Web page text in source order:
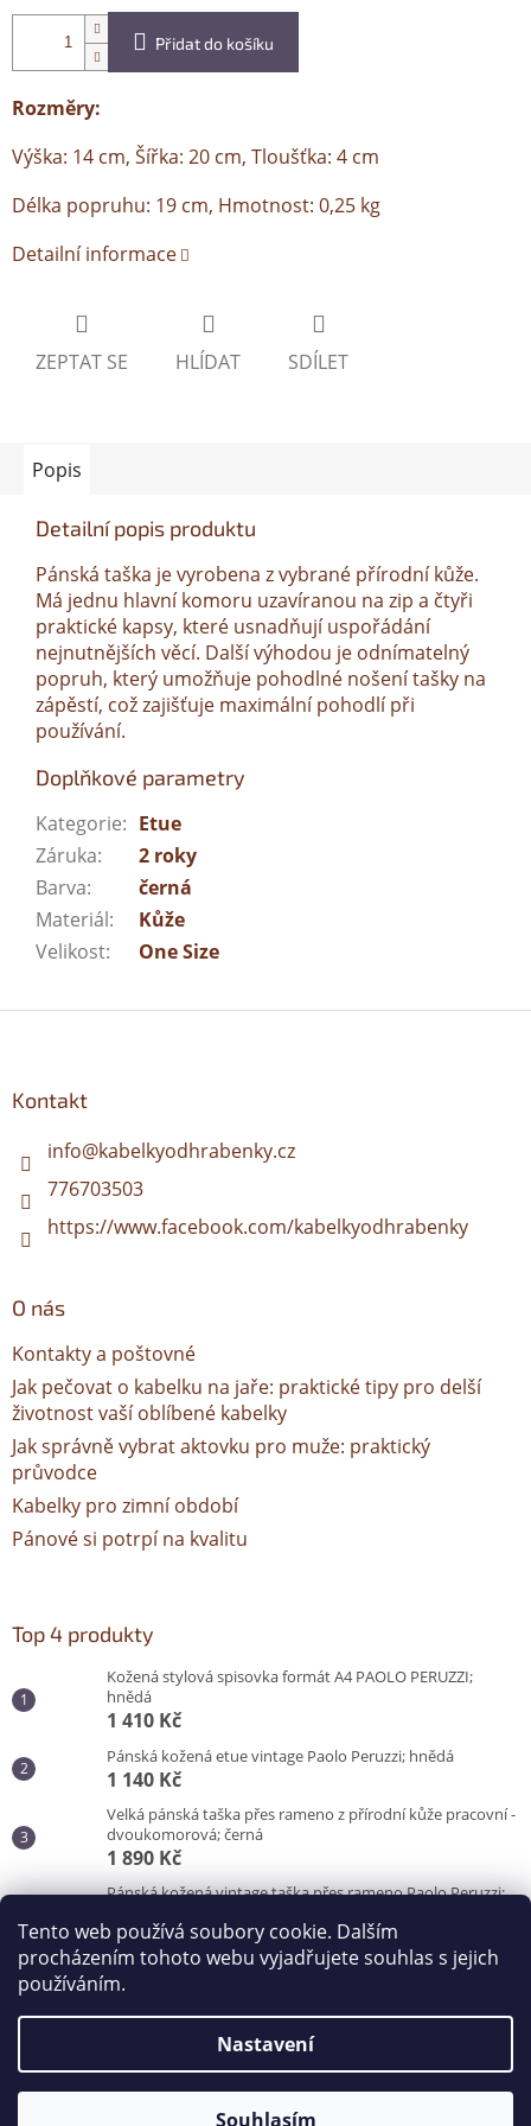
Tento web používá soubory cookie. Dalším
procházením tohoto webu vyjadřujete souhlas s jejich
používáním.
Nastavení
Souhlasím
Přidat do košíku
Rozměry:
Výška: 14 cm, Šířka: 20 cm, Tloušťka: 4 cm
Délka popruhu: 19 cm, Hmotnost: 0,25 kg
Detailní informace
ZEPTAT SE HLÍDAT SDÍLET
Popis
Detailní popis produktu
Pánská taška je vyrobena z vybrané přírodní kůže.
Má jednu hlavní komoru uzavíranou na zip a čtyři
praktické kapsy, které usnadňují uspořádání
nejnutnějších věcí. Další výhodou je odnímatelný
popruh, který umožňuje pohodlné nošení tašky na
zápěstí, což zajišťuje maximální pohodlí při
používání.
Doplňkové parametry
Kategorie: Etue
Záruka:
2 roky
Barva:
černá
Materiál:
Kůže
Velikost: One Size
Kontakt
info@kabelkyodhrabenky.cz
776703503
https://www.facebook.com/kabelkyodhrabenky
O nás
Kontakty a poštovné
Jak pečovat o kabelku na jaře: praktické tipy pro delší
životnost vaší oblíbené kabelky
Jak správně vybrat aktovku pro muže: praktický
průvodce
Kabelky pro zimní období
Pánové si potrpí na kvalitu
Top 4 produkty
Kožená stylová spisovka formát A4 PAOLO PERUZZI;
hnědá
1 410 Kč
Pánská kožená etue vintage Paolo Peruzzi; hnědá
1 140 Kč
Velká pánská taška přes rameno z přírodní kůže pracovní -
dvoukomorová; černá
1 890 Kč
Pánská kožená vintage taška přes rameno Paolo Peruzzi;
3 100 Kč
Vytvořil Shoptet
Copyright 2026Kabelky od Hraběnky. Všechna práva
vyhrazena.